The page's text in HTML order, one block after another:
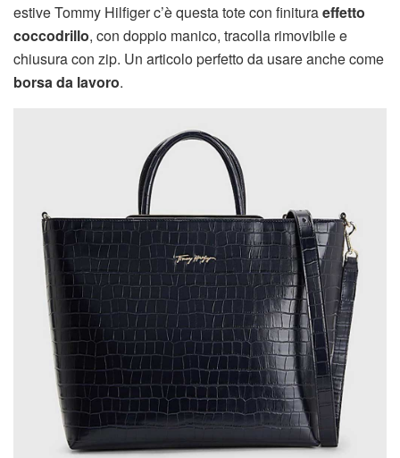
estive Tommy Hilfiger c’è questa tote con finituraeffetto
coccodrillo, con doppio manico, tracolla rimovibile e
chiusura con zip. Un articolo perfetto da usare anche come
borsa da lavoro.